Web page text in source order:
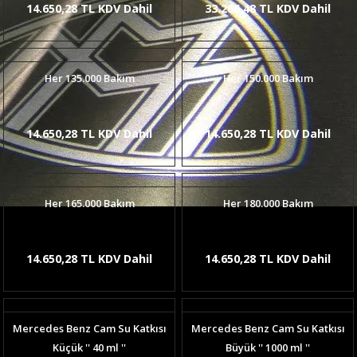
14.650,28 TL KDV Dahil 33.266,48 TL KDV Dahil
Her 135.000 Bakım
14.650,28 TL KDV Dahil
Her 150.000 Bakım
14.650,28 TL KDV Dahil
Her 165.000 Bakım
14.650,28 TL KDV Dahil
Her 180.000 Bakım
14.650,28 TL KDV Dahil
Mercedes Benz Cam Su Katkısı
Küçük '' 40 ml ''
Mercedes Benz Cam Su Katkısı
Büyük '' 1000 ml ''